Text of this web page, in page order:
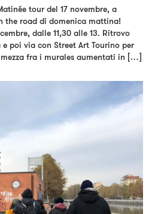
tour del 17 novembre, a
the road di domenica mattina!
dalle 11,30 alle 13. Ritrovo
poi via con Street Art Tourino per
fra i murales aumentati in […]